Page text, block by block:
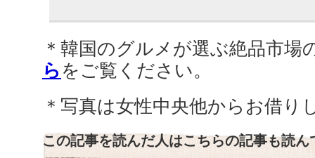
＊韓国のグルメが選ぶ絶品市場
ら をご覧ください。
＊写真は女性中央他からお借り
この記事を読んだ人はこちらの記事も読ん